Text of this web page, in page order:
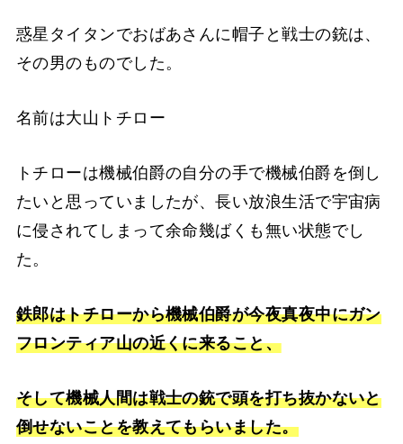
惑星タイタンでおばあさんに帽子と戦士の銃は、
その男のものでした。
名前は大山トチロー
トチローは機械伯爵の自分の手で機械伯爵を倒し
たいと思っていましたが、長い放浪生活で宇宙病
に侵されてしまって余命幾ばくも無い状態でし
た。
鉄郎はトチローから機械伯爵が今夜真夜中にガン
フロンティア山の近くに来ること、
そして機械人間は戦士の銃で頭を打ち抜かないと
倒せないことを教えてもらいました。